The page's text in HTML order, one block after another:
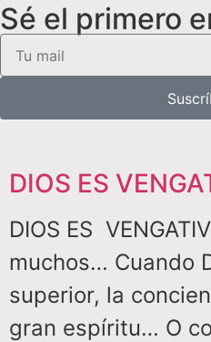
Sé el primero
DIOS ES
DIOS ES
muchos… Cuando
superior, la
gran espíritu… O